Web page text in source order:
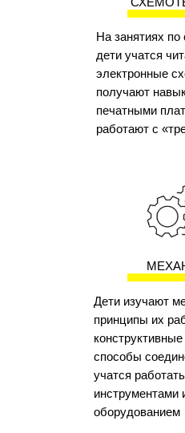
На занятиях по
дети учатся
электронные
получают
печатными
работают с
Дети изучают
принципы их
способы
учатся
инструментами
оборудованием